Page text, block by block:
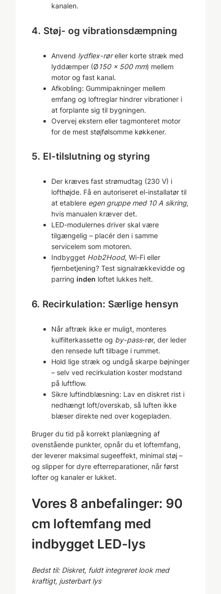
kanalen.
4. Støj- og vibrationsdæmpning
Anvend lydflex-røreller korte stræk med
lyddæmper (Ø 150 × 500 mm) mellem
motor og fast kanal.
Afkobling: Gummipakninger mellem
emfang og loftreglar hindrer vibrationer i
at forplante sig til bygningen.
Overvej ekstern eller tagmonteret motor
for de mest støjfølsomme køkkener.
5. El-tilslutning og styring
Der kræves fast strømudtag (230 V) i
lofthøjde. Få en autoriseret el-installatør til
at etablere egen gruppe med 10 A sikring,
hvis manualen kræver det.
LED-modulernes driver skal være
tilgængelig – placér den i samme
servicelem som motoren.
Indbygget Hob2Hood, Wi-Fi eller
fjernbetjening? Test signalrækkevidde og
parring inden loftet lukkes helt.
6. Recirkulation: Særlige hensyn
Når aftræk ikke er muligt, monteres
kulfilterkassette og by-pass-rør, der leder
den rensede luft tilbage i rummet.
Hold lige stræk og undgå skarpe bøjninger
– selv ved recirkulation koster modstand
på luftflow.
Sikre luftindblæsning: Lav en diskret rist i
nedhængt loft/overskab, så luften ikke
blæser direkte ned over kogepladen.
Bruger du tid på korrekt planlægning af
ovenstående punkter, opnår du et loftemfang,
der leverer maksimal sugeeffekt, minimal støj –
og slipper for dyre efterreparationer, når først
lofter og kanaler er lukket.
Vores 8 anbefalinger: 90
cm loftemfang med
indbygget LED-lys
Bedst til: Diskret, fuldt integreret look med
kraftigt, justerbart lys